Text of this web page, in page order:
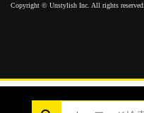
Copyright © Unstylish Inc. All rights reserved.